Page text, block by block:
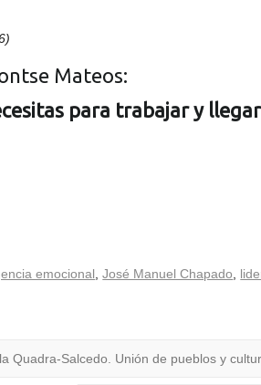
Mateos:
para trabajar y
emocional ,José Manuel Chapado
Quadra-Salcedo. Unión de pueblos y